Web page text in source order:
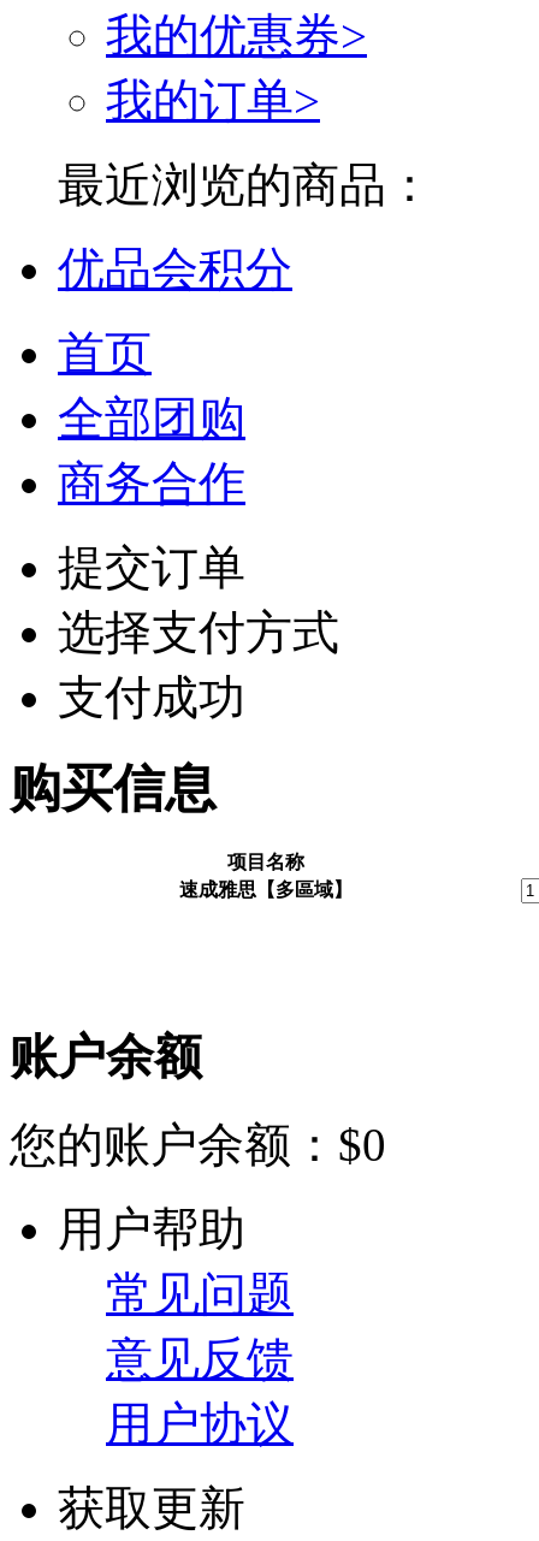
我的优惠券>
我的订单>
最近浏览的商品：
优品会积分
首页
全部团购
商务合作
提交订单
选择支付方式
支付成功
购买信息
项目名称
速成雅思【多區域】
账户余额
您的账户余额： $0
用户帮助
常见问题
意见反馈
用户协议
获取更新